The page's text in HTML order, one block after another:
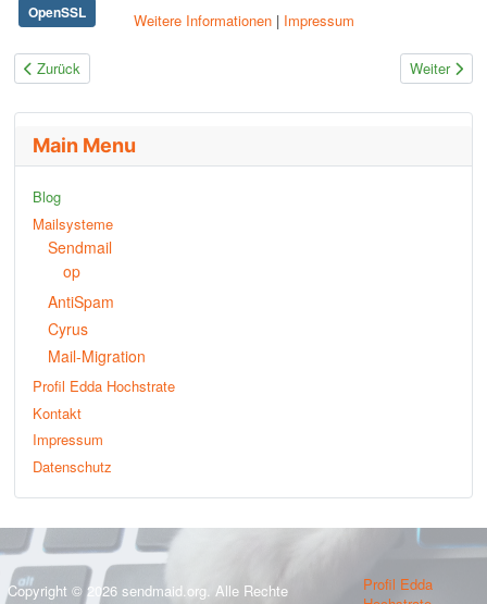
OpenSSL
Vorheriger Beitrag: Cyrus 3.0.0 stable
Zurück Nächster
Weiter
Main Menu
Blog
Mailsysteme
Sendmail
op
AntiSpam
Cyrus
Mail-Migration
Profil Edda Hochstrate
Kontakt
Impressum
Datenschutz
Copyright © 2026 sendmaid.org. Alle Rechte
Profil Edda
Weitere Informationen| Impressum